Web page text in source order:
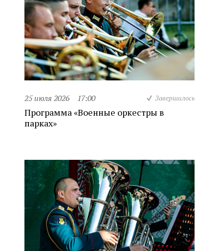
25 июля 2026 17:00 Завершилось
Программа «Военные оркестры в
парках»